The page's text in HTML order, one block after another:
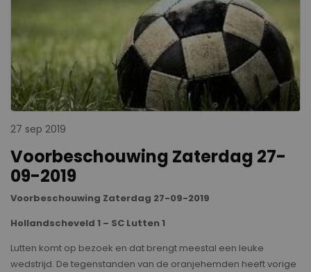
27 sep 2019
Voorbeschouwing Zaterdag 27-
09-2019
Voorbeschouwing Zaterdag 27-09-2019
Hollandscheveld 1 – SC Lutten 1
Lutten komt op bezoek en dat brengt meestal een leuke
wedstrijd. De tegenstanden van de oranjehemden heeft vorige